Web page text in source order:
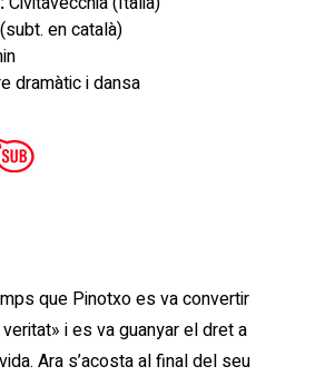
en català)
dramàtic i dansa
que Pinotxo es va convertir
i es va guanyar el dret a
Ara s’acosta al final del seu